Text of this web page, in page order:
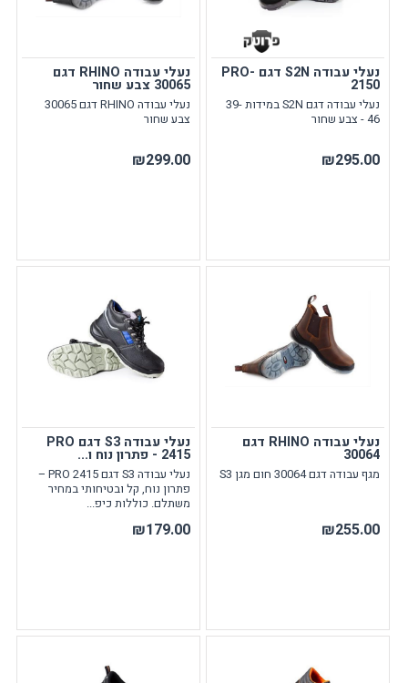
נעלי עבודה S2N דגם PRO-
2150
נעלי עבודה דגם S2N במידות 39-
46 - צבע שחור
₪295.00
נעלי עבודה RHINO דגם
30065 צבע שחור
נעלי עבודה RHINO דגם 30065
צבע שחור
₪299.00
נעלי עבודה RHINO דגם
30064
מגף עבודה דגם 30064 חום מגן S3
₪255.00
נעלי עבודה S3 דגם PRO
2415 - פתרון נוח ו...
נעלי עבודה S3 דגם PRO 2415 –
פתרון נוח, קל ובטיחותי במחיר
משתלם. כוללות כיפ...
₪179.00